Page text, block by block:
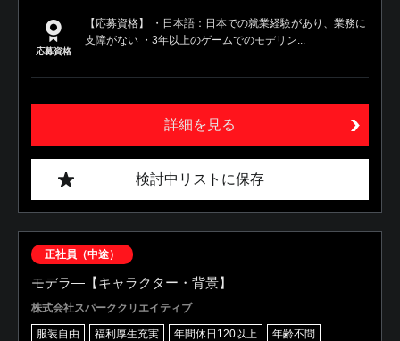
応募資格
【応募資格】 ・日本語：日本での就業経験があり、業務に
支障がない ・3年以上のゲームでのモデリン...
詳細を見る
検討中リストに保存
正社員（中途）
モデラ―【キャラクター・背景】
株式会社スパーククリエイティブ
服装自由 福利厚生充実 年間休日120以上
年齢不問